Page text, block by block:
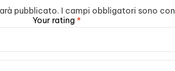
pubblicato. I campi obbligatori sono
Your rating *